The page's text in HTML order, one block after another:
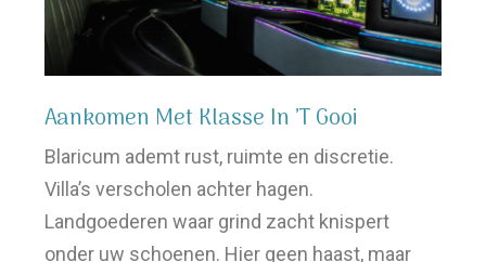
Aankomen Met Klasse In ’T Gooi
Blaricum ademt rust, ruimte en discretie.
Villa’s verscholen achter hagen.
Landgoederen waar grind zacht knispert
onder uw schoenen. Hier geen haast, maar